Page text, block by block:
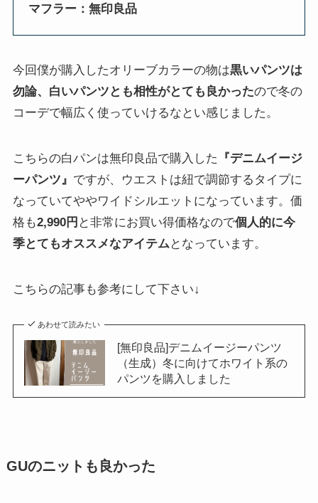
マフラー：無印良品
今回僕が購入したオリーブカラーの物は黒いパンツは
勿論、白いパンツとも相性がとても良かったので冬の
コーデで幅広く使っていけるなとい感じました。
こちらの白パンは無印良品で購入した
『デニムイージ
ーパンツ』 ですが、ウエストは紐で調節するタイプに
なっていてややワイドシルエットになっています。価
格も2,990円 と非常にお買い得価格なので個人的に今
季とてもオススメなアイテムとなっています。
こちらの記事も参考にして下さい↓
あわせて読みたい
[無印良品]デニムイージーパンツ
（生成）冬に向けてホワイト系の
パンツを購入しました
GUのニットも良かった